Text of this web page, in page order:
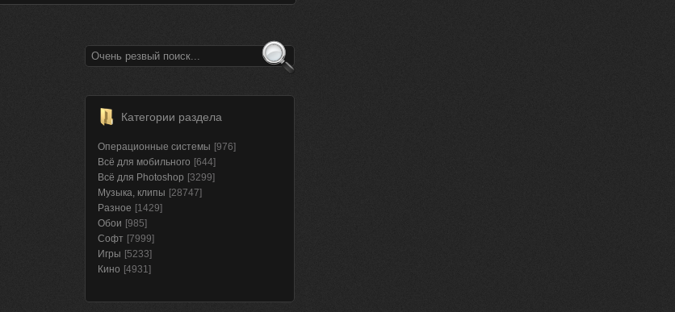
Категории раздела
Операционные системы [976]
Всё для мобильного [644]
Всё для Photoshop [3299]
Музыка, клипы [28747]
Разное [1429]
Обои [985]
Софт [7999]
Игры [5233]
Кино [4931]